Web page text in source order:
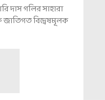
দাস গলির সাহারা
জাতিগত বিদ্বেষমূলক